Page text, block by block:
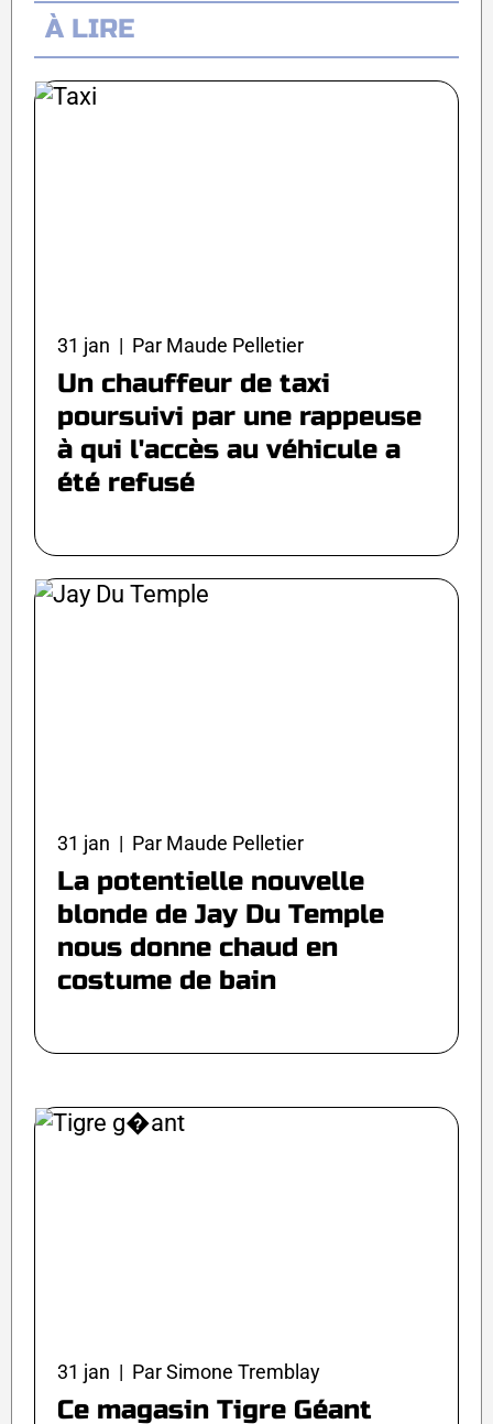
À LIRE
31 jan | Par Maude Pelletier
Un chauffeur de taxi
poursuivi par une rappeuse
à qui l'accès au véhicule a
été refusé
31 jan | Par Maude Pelletier
La potentielle nouvelle
blonde de Jay Du Temple
nous donne chaud en
costume de bain
31 jan | Par Simone Tremblay
Ce magasin Tigre Géant